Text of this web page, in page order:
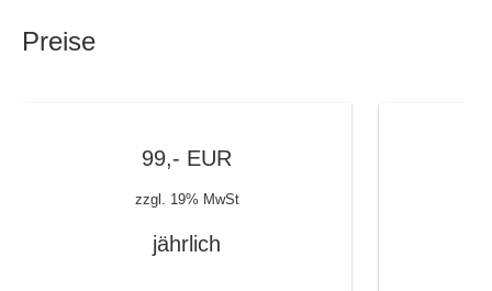
Sachbezugswerte
Zusatzversorgungskassen
Preise
99,- EUR
zzgl. 19% MwSt
jährlich